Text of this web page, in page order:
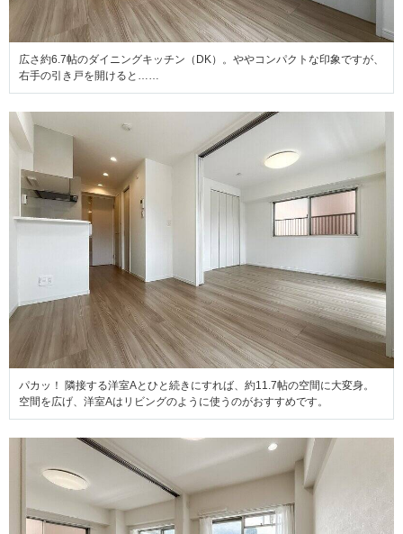
広さ約6.7帖のダイニングキッチン（DK）。ややコンパクトな印象ですが、
右手の引き戸を開けると……
パカッ！ 隣接する洋室Aとひと続きにすれば、約11.7帖の空間に大変身。
空間を広げ、洋室Aはリビングのように使うのがおすすめです。